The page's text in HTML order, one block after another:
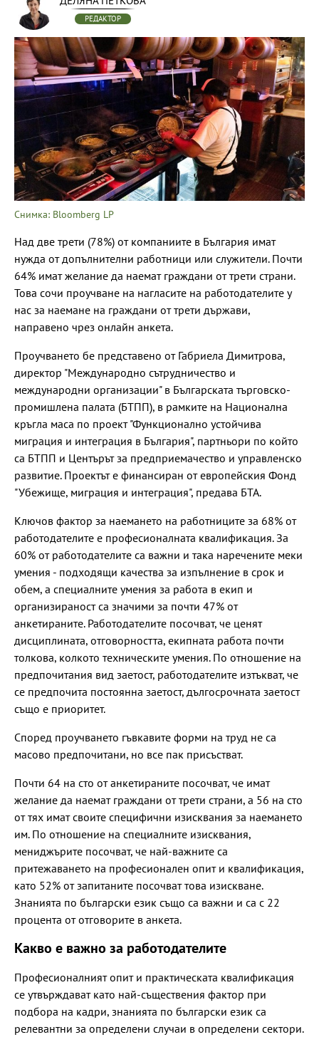
РЕДАКТОР
Снимка: Bloomberg LP
Над две трети (78%) от компаниите в България имат
нужда от допълнителни работници или служители. Почти
64% имат желание да наемат граждани от трети страни.
Това сочи проучване на нагласите на работодателите у
нас за наемане на граждани от трети държави,
направено чрез онлайн анкета.
Проучването бе представено от Габриела Димитрова,
директор "Международно сътрудничество и
международни организации" в Българската търговско-
промишлена палата (БТПП), в рамките на Национална
кръгла маса по проект "Функционално устойчива
миграция и интеграция в България", партньори по който
са БТПП и Центърът за предприемачество и управленско
развитие. Проектът е финансиран от европейския Фонд
"Убежище, миграция и интеграция", предава БТА.
Ключов фактор за наемането на работниците за 68% от
работодателите е професионалната квалификация. За
60% от работодателите са важни и така наречените меки
умения - подходящи качества за изпълнение в срок и
обем, а специалните умения за работа в екип и
организираност са значими за почти 47% от
анкетираните. Работодателите посочват, че ценят
дисциплината, отговорността, екипната работа почти
толкова, колкото техническите умения. По отношение на
предпочитания вид заетост, работодателите изтъкват, че
се предпочита постоянна заетост, дългосрочната заетост
също е приоритет.
Според проучването гъвкавите форми на труд не са
масово предпочитани, но все пак присъстват.
Почти 64 на сто от анкетираните посочват, че имат
желание да наемат граждани от трети страни, а 56 на сто
от тях имат своите специфични изисквания за наемането
им. По отношение на специалните изисквания,
мениджърите посочват, че най-важните са
притежаването на професионален опит и квалификация,
като 52% от запитаните посочват това изискване.
Знанията по български език също са важни и са с 22
процента от отговорите в анкета.
Какво е важно за работодателите
Професионалният опит и практическата квалификация
се утвърждават като най-съществения фактор при
подбора на кадри, знанията по български език са
релевантни за определени случаи в определени сектори.